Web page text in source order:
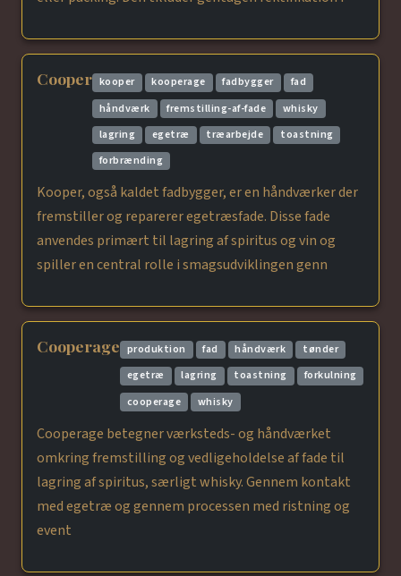
Cooper kooper kooperage fadbygger
fad
håndværk
fremstilling-af-fade
whisky
lagring
egetræ træarbejde
toastning
forbrænding
Kooper, også kaldet fadbygger, er en håndværker der
fremstiller og reparerer egetræsfade. Disse fade
anvendes primært til lagring af spiritus og vin og
spiller en central rolle i smagsudviklingen genn
Cooperage produktion fad håndværk
tønder
egetræ
lagring toastning
forkulning
cooperage
whisky
Cooperage betegner værksteds- og håndværket
omkring fremstilling og vedligeholdelse af fade til
lagring af spiritus, særligt whisky. Gennem kontakt
med egetræ og gennem processen med ristning og
event